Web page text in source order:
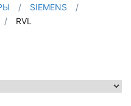
/ SIEMENS
/
/ RVL